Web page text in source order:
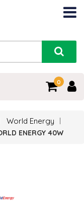
0
World Energy
ENERGY 40W